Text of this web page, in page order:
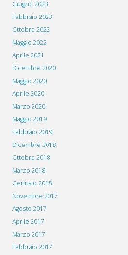
Giugno 2023
Febbraio 2023
Ottobre 2022
Maggio 2022
Aprile 2021
Dicembre 2020
Maggio 2020
Aprile 2020
Marzo 2020
Maggio 2019
Febbraio 2019
Dicembre 2018
Ottobre 2018
Marzo 2018
Gennaio 2018
Novembre 2017
Agosto 2017
Aprile 2017
Marzo 2017
Febbraio 2017